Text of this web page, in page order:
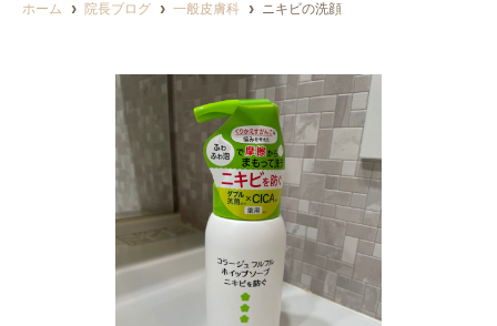
ホーム 院長ブログ 一般皮膚科 ニキビの洗顔